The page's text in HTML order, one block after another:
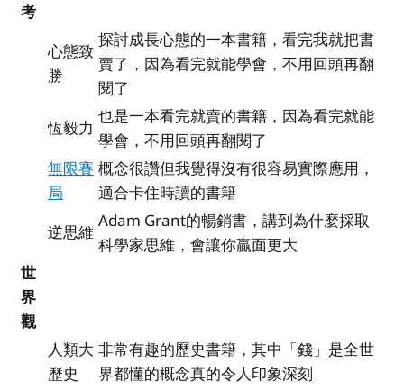
考
心態致
勝
探討成長心態的一本書籍，看完我就把書
賣了，因為看完就能學會，不用回頭再翻
閱了
恆毅力
也是一本看完就賣的書籍，因為看完就能
學會，不用回頭再翻閱了
無限賽
局
概念很讚但我覺得沒有很容易實際應用，
適合卡住時讀的書籍
逆思維
Adam Grant的暢銷書，講到為什麼採取
科學家思維，會讓你贏面更大
世
界
觀
人類大
歷史
非常有趣的歷史書籍，其中「錢」是全世
界都懂的概念真的令人印象深刻